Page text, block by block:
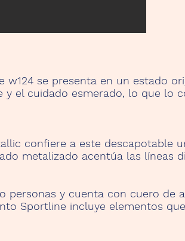
w124 se presenta en un estado
el cuidado esmerado, lo que lo
confiere a este descapotable
metalizado acentúa las líneas
personas y cuenta con cuero de
Sportline incluye elementos